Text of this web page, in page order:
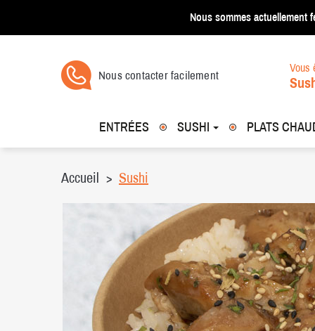
Nous sommes
Nous contacter facilement Vous
ENTRÉES SUSHI PLATS
Accueil Sushi